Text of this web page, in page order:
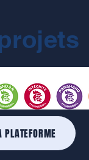
PLATEFORME